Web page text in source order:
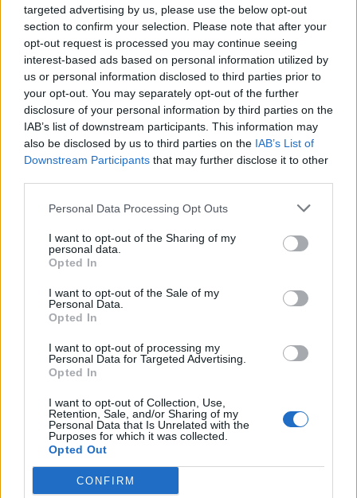
targeted advertising by us, please use the below opt-out
section to confirm your selection. Please note that after your
opt-out request is processed you may continue seeing
interest-based ads based on personal information utilized by
us or personal information disclosed to third parties prior to
your opt-out. You may separately opt-out of the further
disclosure of your personal information by third parties on the
IAB’s list of downstream participants. This information may
also be disclosed by us to third parties on the IAB’s List of
Downstream Participants that may further disclose it to other
Personal Data Processing Opt Outs
I want to opt-out of the Sharing of my
personal data.
Opted In
I want to opt-out of the Sale of my
Personal Data.
Opted In
I want to opt-out of processing my
Personal Data for Targeted Advertising.
Opted In
I want to opt-out of Collection, Use,
Retention, Sale, and/or Sharing of my
Personal Data that Is Unrelated with the
Purposes for which it was collected.
Opted Out
CONFIRM
Kan vare i opptil 20 år
Mindre behov for årlig vedlikehold
Hard og slitesterk overflate
Reduserer utslipp over tid
Begrensninger
Høyere startkostnad
Krever grundig forarbeid
Må påføres korrekt
Vanskeligere å rette opp i etterkant
Hvem passer det for?
Coppercoat kan være et alternativ for
båteiere som planlegger å beholde båten
over tid, og som ønsker å redusere det årlige
vedlikeholdet. Samtidig vil resultatet alltid